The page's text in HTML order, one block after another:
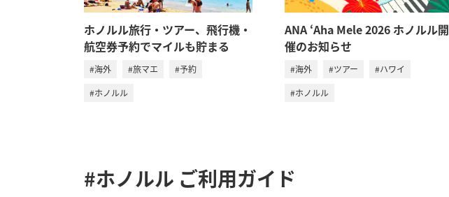
ホノルル旅行・ツアー、飛行機・
航空券予約でマイルも貯まる
#海外 #旅マエ
#予約
#ホノルル
ANA ʻAha Mele 2026 ホノルル開
催のお知らせ
#海外 #ツアー
#ハワイ
#ホノルル
#ホノルル ご利用ガイド